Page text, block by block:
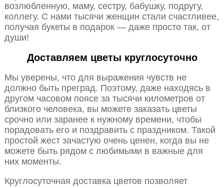
возлюбленную, маму, сестру, бабушку, подругу,
коллегу. С нами тысячи женщин стали счастливее,
получая букеты в подарок — даже просто так, от
души!
Доставляем цветы круглосуточно
Мы уверены, что для выражения чувств не
должно быть преград. Поэтому, даже находясь в
другом часовом поясе за тысячи километров от
близкого человека, вы можете заказать цветы
срочно или заранее к нужному времени, чтобы
порадовать его и поздравить с праздником. Такой
простой жест зачастую очень ценен, когда вы не
можете быть рядом с любимыми в важные для
них моменты.
Круглосуточная доставка цветов позволяет